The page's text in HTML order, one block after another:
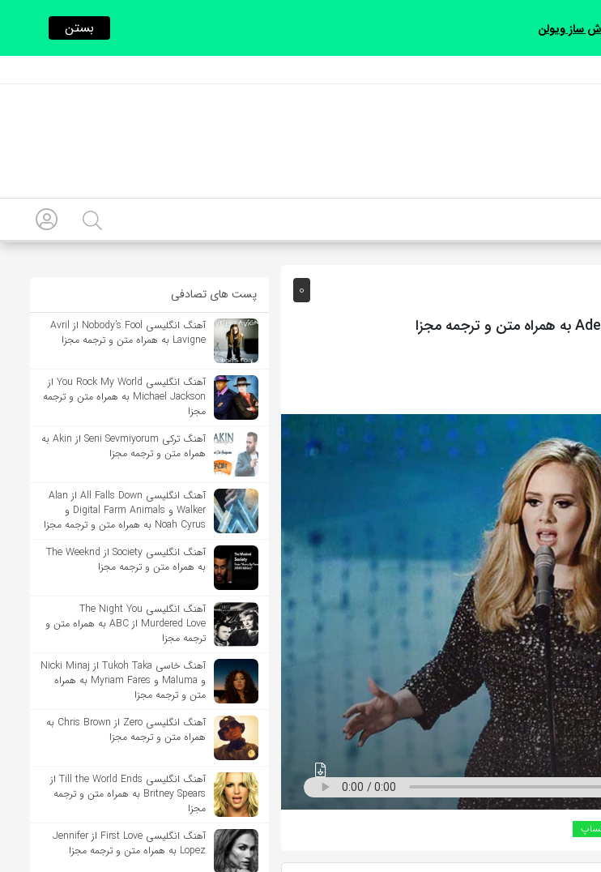
0 پست های تصادفی
آهنگ انگلیسی Nobody’s Fool از Avril
Lavigne به همراه متن و ترجمه مجزا
آهنگ انگلیسی You Rock My World از
Michael Jackson به همراه متن و ترجمه
مجزا
آهنگ ترکی Seni Sevmiyorum از Akin به
همراه متن و ترجمه مجزا
آهنگ انگلیسی All Falls Down از Alan
Walker و Digital Farm Animals و
Noah Cyrus به همراه متن و ترجمه مجزا
آهنگ انگلیسی Society از The Weeknd
به همراه متن و ترجمه مجزا
آهنگ انگلیسی The Night You
Murdered Love از ABC به همراه متن و
ترجمه مجزا
آهنگ خاسی Tukoh Taka از Nicki Minaj
و Maluma و Myriam Fares به همراه
متن و ترجمه مجزا
آهنگ انگلیسی Zero از Chris Brown به
همراه متن و ترجمه مجزا
آهنگ انگلیسی Till the World Ends از
Britney Spears به همراه متن و ترجمه
مجزا
آهنگ انگلیسی First Love از Jennifer
Lopez به همراه متن و ترجمه مجزا
ساز ویولن بستن